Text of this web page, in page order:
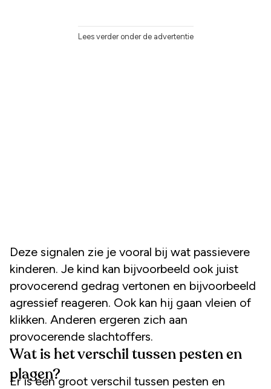
Lees verder onder de advertentie
Deze signalen zie je vooral bij wat passievere
kinderen. Je kind kan bijvoorbeeld ook juist
provocerend gedrag vertonen en bijvoorbeeld
agressief reageren. Ook kan hij gaan vleien of
klikken. Anderen ergeren zich aan
provocerende slachtoffers.
Wat is het verschil tussen pesten en
plagen?
Er is een groot verschil tussen pesten en